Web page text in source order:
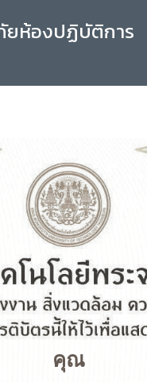
ยห้องปฏิบัติการ
คุณ